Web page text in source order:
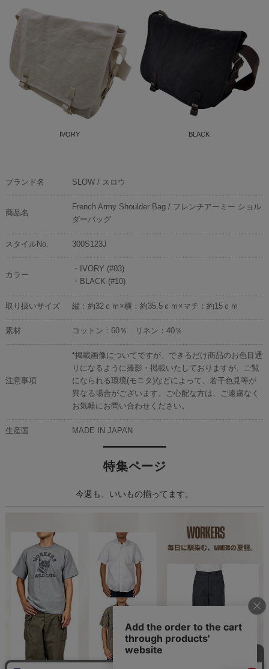
IVORY BLACK
ブランド名 SLOW / スロウ
商品名
French Army Shoulder Bag / フレンチアーミー ショル
ダーバッグ
スタイルNo. 300S123J
カラー
・IVORY (#03)
・BLACK (#10)
取り扱いサイズ 縦：約32ｃｍ×横：約35.5ｃｍ×マチ：約15ｃｍ
素材 コットン：60％ リネン：40％
注意事項
*掲載画像についてですが、できるだけ商品のお色目通
りになるように撮影・掲載いたしておりますが、ご覧
になられる環境(モニタ)などによって、若干色見等が
異なる場合がございます。ご心配な方は、ご遠慮なく
お気軽にお問い合わせください。
生産国 MADE IN JAPAN
特集ページ
今週も、いいもの揃ってます。